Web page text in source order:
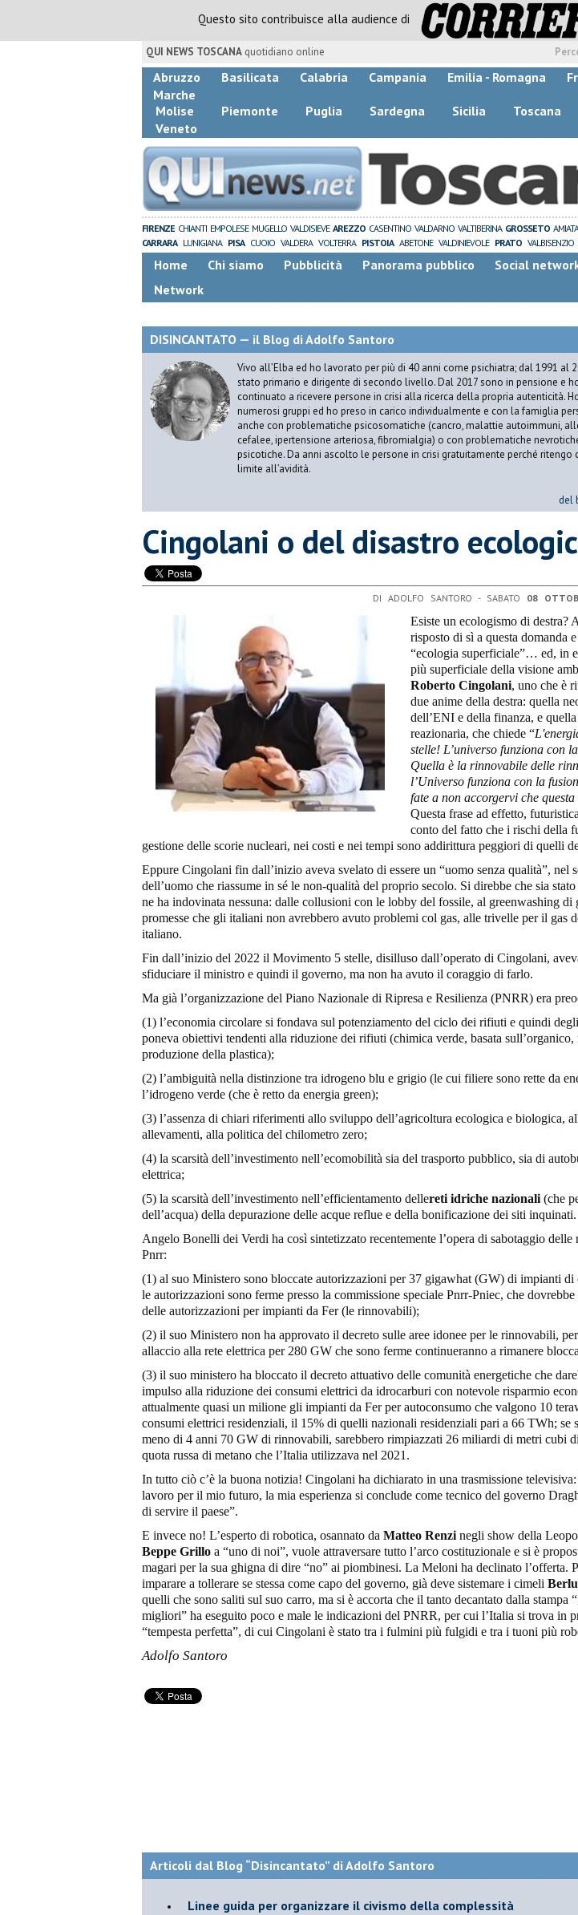
Questo sito contribuisce alla audience di
QUI NEWS TOSCANA quotidiano online
Abruzzo Basilicata Calabria Campania Emilia - Romagna
Marche
Molise
Piemonte Puglia Sardegna Sicilia Toscana
Veneto
FIRENZE CHIANTI EMPOLESE MUGELLO VALDISIEVE AREZZO CASENTINO VALDARNO VALTIBERINA GROSSETO AMIATA
CARRARA LUNIGIANA PISA CUOIO VALDERA VOLTERRA PISTOIA ABETONE VALDINIEVOLE PRATO VALBISENZIO
Home Chi siamo Pubblicità Panorama pubblico Social
Network
DISINCANTATO — il Blog di Adolfo Santoro
Vivo all’Elba ed ho lavorato per più di 40 anni come psichiatra; dal 1991 al
stato primario e dirigente di secondo livello. Dal 2017 sono in pensione e
continuato a ricevere persone in crisi alla ricerca della propria autenticità.
numerosi gruppi ed ho preso in carico individualmente e con la famiglia
anche con problematiche psicosomatiche (cancro, malattie autoimmuni,
cefalee, ipertensione arteriosa, fibromialgia) o con problematiche
psicotiche. Da anni ascolto le persone in crisi gratuitamente perché ritengo
limite all’avidità.
del
Cingolani o del disastro
DI ADOLFO SANTORO - SABATO 08
Esiste un ecologismo di destra?
risposto di sì a questa domanda
“ecologia superficiale”… ed, in
più superficiale della visione
Roberto Cingolani, uno che è
due anime della destra: quella
dell’ENI e della finanza, e
reazionaria, che chiede “
stelle! L’universo funziona con
Quella è la rinnovabile delle
l’Universo funziona con la
fate a non accorgervi che
Questa frase ad effetto,
conto del fatto che i rischi della
gestione delle scorie nucleari, nei costi e nei tempi sono addirittura peggiori di quelli
Eppure Cingolani fin dall’inizio aveva svelato di essere un “uomo senza qualità”, nel
dell’uomo che riassume in sé le non-qualità del proprio secolo. Si direbbe che sia
ne ha indovinata nessuna: dalle collusioni con le lobby del fossile, al greenwashing di
promesse che gli italiani non avrebbero avuto problemi col gas, alle trivelle per il gas
italiano.
Fin dall’inizio del 2022 il Movimento 5 stelle, disilluso dall’operato di Cingolani,
sfiduciare il ministro e quindi il governo, ma non ha avuto il coraggio di farlo.
Ma già l’organizzazione del Piano Nazionale di Ripresa e Resilienza (PNRR) era
(1) l’economia circolare si fondava sul potenziamento del ciclo dei rifiuti e quindi
poneva obiettivi tendenti alla riduzione dei rifiuti (chimica verde, basata sull’organico,
produzione della plastica);
(2) l’ambiguità nella distinzione tra idrogeno blu e grigio (le cui filiere sono rette da
l’idrogeno verde (che è retto da energia green);
(3) l’assenza di chiari riferimenti allo sviluppo dell’agricoltura ecologica e biologica,
allevamenti, alla politica del chilometro zero;
(4) la scarsità dell’investimento nell’ecomobilità sia del trasporto pubblico, sia di
elettrica;
(5) la scarsità dell’investimento nell’efficientamento dellereti idriche nazionali (che
dell’acqua) della depurazione delle acque reflue e della bonificazione dei siti inquinati.
Angelo Bonelli dei Verdi ha così sintetizzato recentemente l’opera di sabotaggio
Pnrr:
(1) al suo Ministero sono bloccate autorizzazioni per 37 gigawhat (GW) di impianti
le autorizzazioni sono ferme presso la commissione speciale Pnrr-Pniec, che
delle autorizzazioni per impianti da Fer (le rinnovabili);
(2) il suo Ministero non ha approvato il decreto sulle aree idonee per le rinnovabili,
allaccio alla rete elettrica per 280 GW che sono ferme continueranno a rimanere
(3) il suo ministero ha bloccato il decreto attuativo delle comunità energetiche che
impulso alla riduzione dei consumi elettrici da idrocarburi con notevole risparmio
attualmente quasi un milione gli impianti da Fer per autoconsumo che valgono 10
consumi elettrici residenziali, il 15% di quelli nazionali residenziali pari a 66 TWh; se
meno di 4 anni 70 GW di rinnovabili, sarebbero rimpiazzati 26 miliardi di metri cubi
quota russa di metano che l’Italia utilizzava nel 2021.
In tutto ciò c’è la buona notizia! Cingolani ha dichiarato in una trasmissione
lavoro per il mio futuro, la mia esperienza si conclude come tecnico del governo
di servire il paese”.
E invece no! L’esperto di robotica, osannato da Matteo Renzi negli show della
Beppe Grillo a “uno di noi”, vuole attraversare tutto l’arco costituzionale e si è
magari per la sua ghigna di dire “no” ai piombinesi. La Meloni ha declinato l’offerta.
imparare a tollerare se stessa come capo del governo, già deve sistemare i cimeli
quelli che sono saliti sul suo carro, ma si è accorta che il tanto decantato dalla stampa
migliori” ha eseguito poco e male le indicazioni del PNRR, per cui l’Italia si trova in
“tempesta perfetta”, di cui Cingolani è stato tra i fulmini più fulgidi e tra i tuoni più
Adolfo Santoro
Articoli dal Blog “Disincantato” di Adolfo Santoro
​Linee guida per organizzare il civismo della complessità